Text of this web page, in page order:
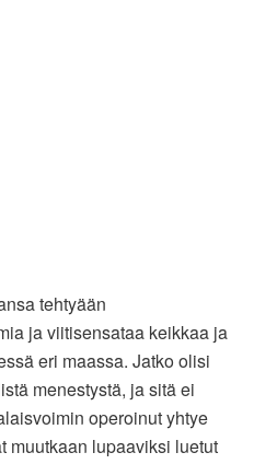
tehtyään
ja viitisensataa keikkaa ja
eri maassa. Jatko olisi
menestystä, ja sitä ei
operoinut yhtye
muutkaan lupaaviksi luetut